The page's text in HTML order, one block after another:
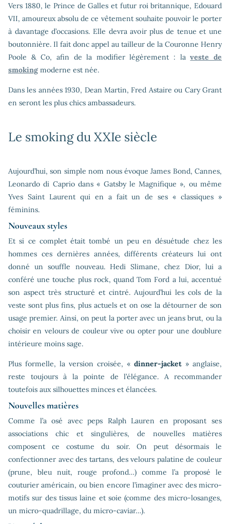
Vers 1880, le Prince de Galles et futur roi britannique, Edouard
VII, amoureux absolu de ce vêtement souhaite pouvoir le porter
à davantage d’occasions. Elle devra avoir plus de tenue et une
boutonnière. Il fait donc appel au tailleur de la Couronne Henry
Poole & Co, afin de la modifier légèrement : laveste de
smoking moderne est née.
Dans les années 1930, Dean Martin, Fred Astaire ou Cary Grant
en seront les plus chics ambassadeurs.
Le smoking du XXIe siècle
Aujourd’hui, son simple nom nous évoque James Bond, Cannes,
Leonardo di Caprio dans « Gatsby le Magnifique », ou même
Yves Saint Laurent qui en a fait un de ses « classiques »
féminins.
Nouveaux styles
Et si ce complet était tombé un peu en désuétude chez les
hommes ces dernières années, différents créateurs lui ont
donné un souffle nouveau. Hedi Slimane, chez Dior, lui a
conféré une touche plus rock, quand Tom Ford a lui, accentué
son aspect très structuré et cintré. Aujourd’hui les cols de la
veste sont plus fins, plus actuels et on ose la détourner de son
usage premier. Ainsi, on peut la porter avec un jeans brut, ou la
choisir en velours de couleur vive ou opter pour une doublure
intérieure moins sage.
Plus formelle, la version croisée, « dinner-jacket » anglaise,
reste toujours à la pointe de l’élégance. A recommander
toutefois aux silhouettes minces et élancées.
Nouvelles matières
Comme l’a osé avec peps Ralph Lauren en proposant ses
associations chic et singulières, de nouvelles matières
composent ce costume du soir. On peut désormais le
confectionner avec des tartans, des velours palatine de couleur
(prune, bleu nuit, rouge profond…) comme l’a proposé le
couturier américain, ou bien encore l’imaginer avec des micro-
motifs sur des tissus laine et soie (comme des micro-losanges,
un micro-quadrillage, du micro-caviar…).